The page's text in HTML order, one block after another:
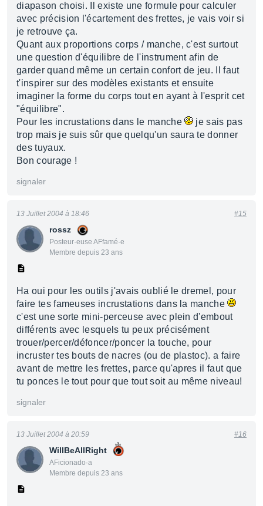
diapason choisi. Il existe une formule pour calculer
avec précision l'écartement des frettes, je vais voir si
je retrouve ça.
Quant aux proportions corps / manche, c'est surtout
une question d'équilibre de l'instrument afin de
garder quand même un certain confort de jeu. Il faut
t'inspirer sur des modèles existants et ensuite
imaginer la forme du corps tout en ayant à l'esprit cet
"équilibre".
Pour les incrustations dans le manche
je sais pas
trop mais je suis sûr que quelqu'un saura te donner
des tuyaux.
Bon courage !
signaler
rossz
Posteur·euse AFfamé·e
Membre depuis 23 ans
13 Juillet 2004 à 18:46 #15
Ha oui pour les outils j'avais oublié le dremel, pour
faire tes fameuses incrustations dans la manche
c'est une sorte mini-perceuse avec plein d'embout
différents avec lesquels tu peux précisément
trouer/percer/défoncer/poncer la touche, pour
incruster tes bouts de nacres (ou de plastoc). a faire
avant de mettre les frettes, parce qu'apres il faut que
tu ponces le tout pour que tout soit au même niveau!
signaler
WillBeAllRight
AFicionado·a
Membre depuis 23 ans
13 Juillet 2004 à 20:59 #16